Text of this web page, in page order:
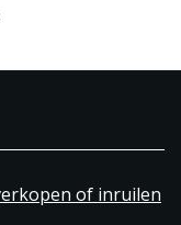
of inruilen